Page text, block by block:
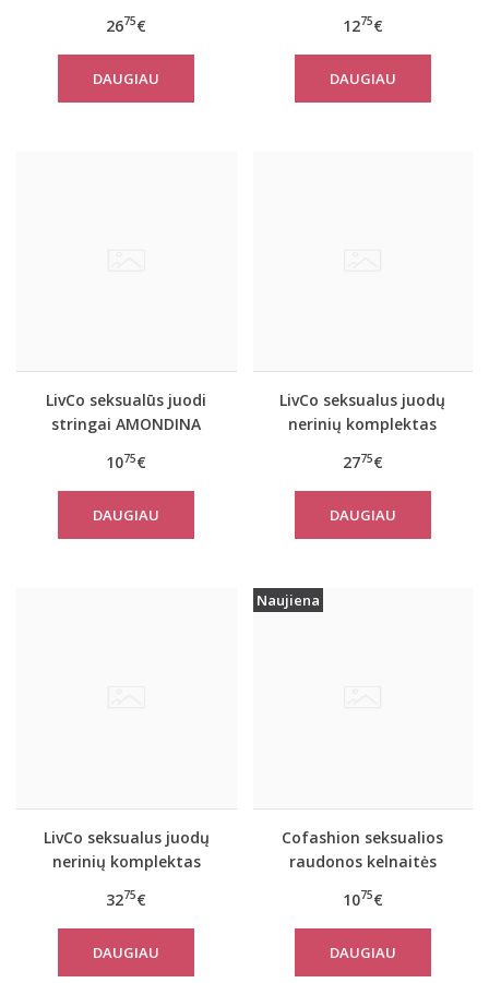
2675€
DAUGIAU
1275€
DAUGIAU
LivCo seksualūs juodi
stringai AMONDINA
1075€
DAUGIAU
LivCo seksualus juodų
nerinių komplektas
2775€
DAUGIAU
LivCo seksualus juodų
nerinių komplektas
3275€
DAUGIAU
Naujiena
Cofashion seksualios
raudonos kelnaitės
1075€
DAUGIAU